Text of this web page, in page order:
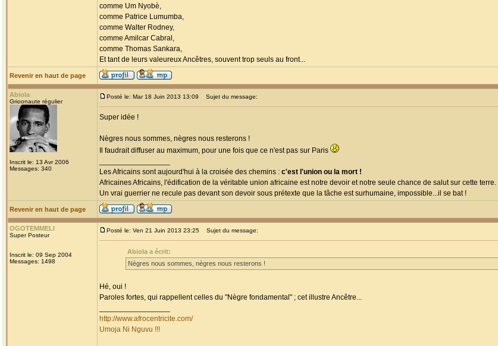
comme Um Nyobè,
comme Patrice Lumumba,
comme Walter Rodney,
comme Amilcar Cabral,
comme Thomas Sankara,
Et tant de leurs valeureux Ancêtres, souvent trop seuls au front...
Revenir en haut de page
Abiola
Grioonaute régulier
Inscrit le: 13 Avr 2006
Messages: 340
Posté le: Mar 18 Juin 2013 13:09 Sujet du message:
Super idée !
Nègres nous sommes, nègres nous resterons !
Il faudrait diffuser au maximum, pour une fois que ce n'est pas sur Paris
Les Africains sont aujourd'hui à la croisée des chemins : c'est l'union ou la mort !
Africaines Africains, l'édification de la véritable union africaine est notre devoir et notre seule chance de salut sur cette terre.
Un vrai guerrier ne recule pas devant son devoir sous prétexte que la tâche est surhumaine, impossible...il se bat !
Revenir en haut de page
OGOTEMMELI
Super Posteur
Inscrit le: 09 Sep 2004
Messages: 1498
Posté le: Ven 21 Juin 2013 23:25 Sujet du message:
Abiola a écrit:
Nègres nous sommes, nègres nous resterons !
Hé, oui !
Paroles fortes, qui rappellent celles du "Nègre fondamental" ; cet illustre Ancêtre...
http://www.afrocentricite.com/
Umoja Ni Nguvu !!!